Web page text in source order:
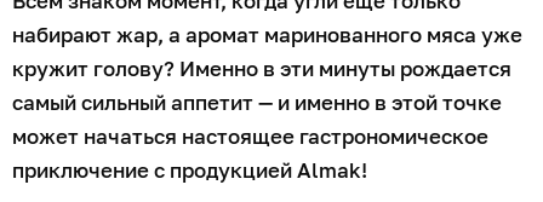
набирают жар, а аромат маринованного мяса уже
кружит голову? Именно в эти минуты рождается
самый сильный аппетит — и именно в этой точке
может начаться настоящее гастрономическое
приключение с продукцией Almak!